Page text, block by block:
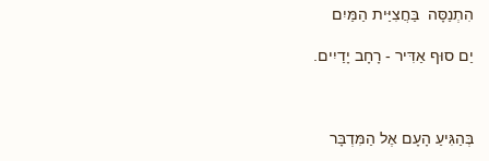
הִתְנַסָּה בַּחֲצִיַּית הַמַּיִם
יַם סוּף אַדִּיר - רָחָב יָדַיִים.
בְּהַגִּיעַ הָעָם אֶל הַמִּדְבָּר